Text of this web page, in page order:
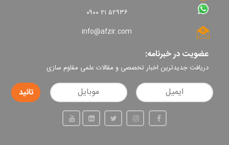
۰۹۰۰ ۲۱ ۵۲۹۳۶
info@afzir.com
عضویت در خبرنامه:
دریافت جدیدترین اخبار تخصصی و مقالات علمی مقاوم سازی